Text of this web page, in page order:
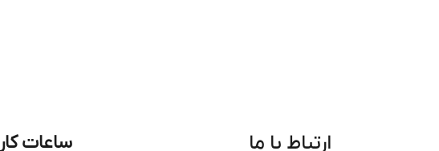
ارتباط با ما ساعات کار